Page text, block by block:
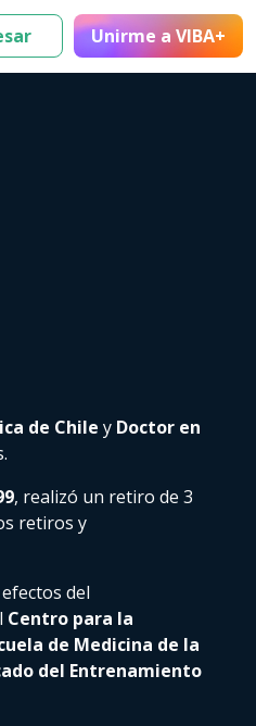
Unirme a VIBA+
de Chile y Doctor en
, realizó un retiro de 3
retiros y
del
Centro para la
de Medicina de la
del Entrenamiento